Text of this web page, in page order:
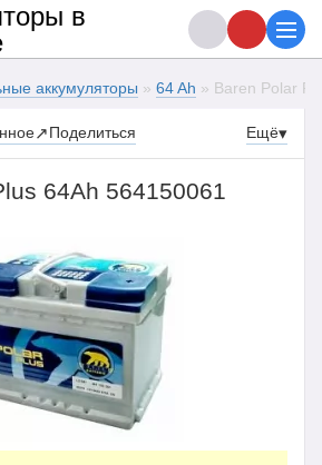
аккумуляторы » 64 Ah » Baren Polar
↗Поделиться Ещё▾
64Ah 564150061
в